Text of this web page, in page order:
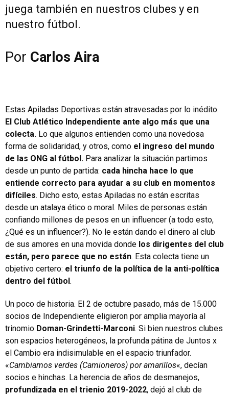
juega también en nuestros clubes y en
nuestro fútbol.
Por Carlos Aira
Estas Apiladas Deportivas están atravesadas por lo inédito.
El Club Atlético Independiente ante algo más que una
colecta. Lo que algunos entienden como una novedosa
forma de solidaridad, y otros, como el ingreso del mundo
de las ONG al fútbol. Para analizar la situación partimos
desde un punto de partida: cada hincha hace lo que
entiende correcto para ayudar a su club en momentos
difíciles. Dicho esto, estas Apiladas no están escritas
desde un atalaya ético o moral. Miles de personas están
confiando millones de pesos en un influencer (a todo esto,
¿Qué es un influencer?). No le están dando el dinero al club
de sus amores en una movida donde los dirigentes del club
están, pero parece que no están. Esta colecta tiene un
objetivo certero: el triunfo de la política de la anti-política
dentro del fútbol.
Un poco de historia. El 2 de octubre pasado, más de 15.000
socios de Independiente eligieron por amplia mayoría al
trinomio Doman-Grindetti-Marconi. Si bien nuestros clubes
son espacios heterogéneos, la profunda pátina de Juntos x
el Cambio era indisimulable en el espacio triunfador.
«Cambiamos verdes (Camioneros) por amarillos«, decían
socios e hinchas. La herencia de años de desmanejos,
profundizada en el trienio 2019-2022, dejó al club de